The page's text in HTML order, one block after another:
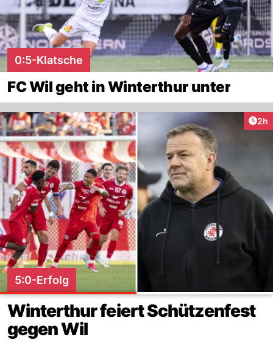
0:5-Klatsche
FC Wil geht in Winterthur unter
2h
5:0-Erfolg
Winterthur feiert Schützenfest
gegen Wil